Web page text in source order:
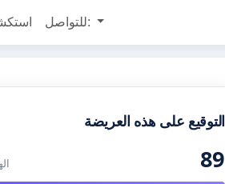
للتواصل:
التوقيع على هذه العريضة
89